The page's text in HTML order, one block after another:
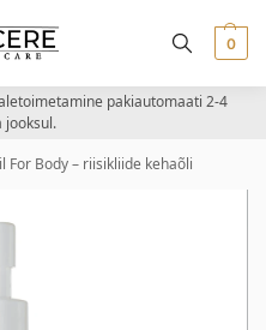
0
pakiautomaati 2-4
jooksul.
For Body – riisikliide kehaõli